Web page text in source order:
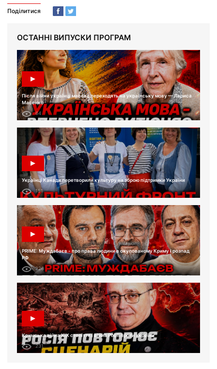
Поділитися
ОСТАННІ ВИПУСКИ ПРОГРАМ
Після війни українці масово переходять на українську мову — Лариса
Масенко
64
Українці Канади перетворили культуру на зброю підтримки України
151
PRIME: Муждабаєв - про права людини в окупованому Криму і розпад
РФ
226
Кримська війна XIX століття і війна Росії проти України
231